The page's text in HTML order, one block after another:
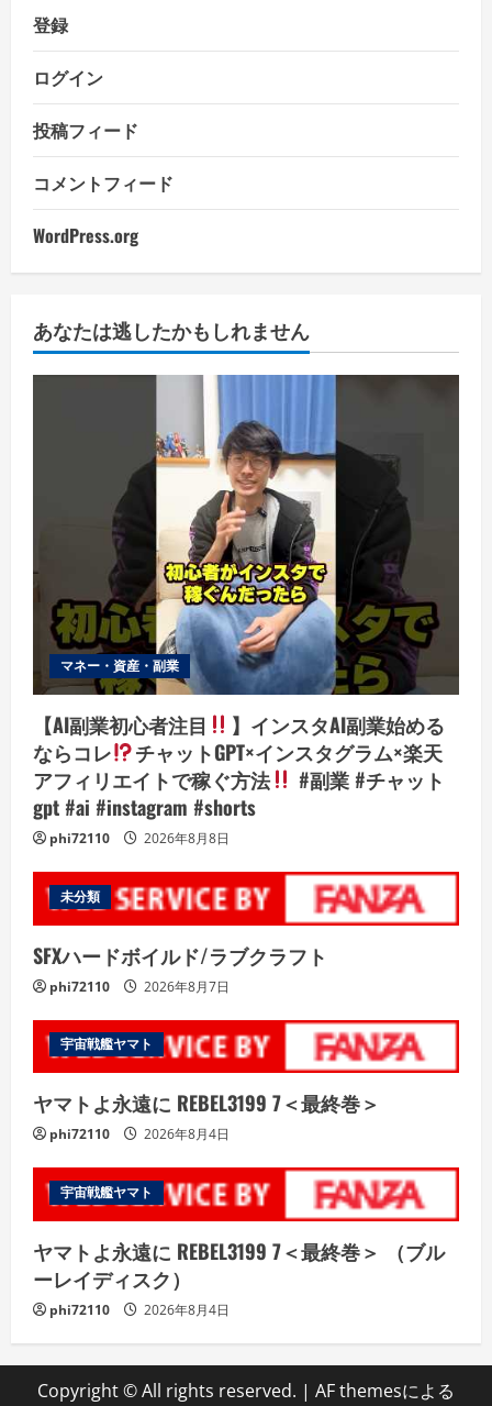
登録
ログイン
投稿フィード
コメントフィード
WordPress.org
あなたは逃したかもしれません
マネー・資産・副業
【AI副業初心者注目
】インスタAI副業始める
ならコレ
チャットGPT×インスタグラム×楽天
アフィリエイトで稼ぐ方法
#副業 #チャット
gpt #ai #instagram #shorts
phi72110 2026年8月8日
未分類
SFXハードボイルド/ラブクラフト
phi72110 2026年8月7日
宇宙戦艦ヤマト
ヤマトよ永遠に REBEL3199 7＜最終巻＞
phi72110 2026年8月4日
宇宙戦艦ヤマト
ヤマトよ永遠に REBEL3199 7＜最終巻＞ （ブル
ーレイディスク）
phi72110 2026年8月4日
Copyright © All rights reserved. | AF themesによる